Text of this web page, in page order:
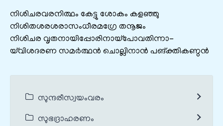
നിശിചരവരനിത്ഥം കേട്ടു ശോകം കളഞ്ഞു
നിശിതശരശരാസംധീരമഗ്രേ തനൂജം
നിശിചര വൃതനായിപ്പോരിനായ്പോവതിന്നാ-
യ്‌വിശദരണ സമർത്ഥൻ ചൊല്ലിനാൻ പങ്‌ക്തികണ്ഠൻ
സുന്ദരീസ്വയംവരം
സുഭദ്രാഹരണം